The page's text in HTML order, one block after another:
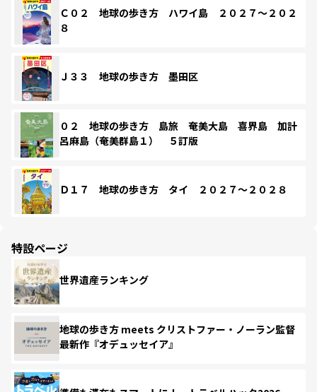
Ｃ０２ 地球の歩き方 ハワイ島 ２０２７～２０２
８
Ｊ３３ 地球の歩き方 墨田区
０２ 地球の歩き方 島旅 奄美大島 喜界島 加計
呂麻島（奄美群島１） ５訂版
Ｄ１７ 地球の歩き方 タイ ２０２７～２０２８
特設ページ
世界遺産ランキング
地球の歩き方 meets クリストファー・ノーラン監督
最新作『オデュッセイア』